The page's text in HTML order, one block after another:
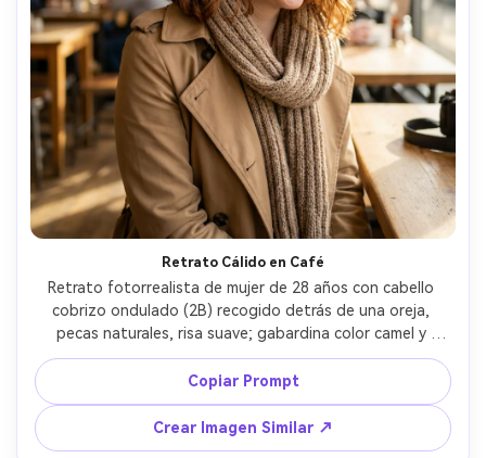
Retrato Cálido en Café
Retrato fotorrealista de mujer de 28 años con cabello
cobrizo ondulado (2B) recogido detrás de una oreja,
pecas naturales, risa suave; gabardina color camel y
bufanda de punto; interior de café acogedor con luces
difuminadas; luces cálidas de tungsteno con relleno de
ventana suave; Sony A7III, 55mm f/1.8, bokeh cremoso;
encuadre medio a nivel de mesa, ángulo espontáneo;
ambiente: amigable y acogedor; mechones realistas,
Copiar Prompt
Crear Imagen Similar ↗
Crea imágenes IA
ilimitadas. 100 %
gratis!
Empieza Gratis→